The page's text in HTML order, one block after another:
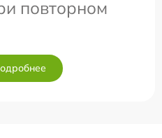
повторном